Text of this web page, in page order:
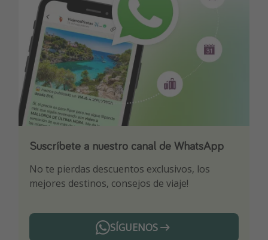
Suscríbete a nuestro canal de WhatsApp
No te pierdas descuentos exclusivos, los
mejores destinos, consejos de viaje!
SÍGUENOS
Descarga nuestra app
Sé el primero en reservar nuestros chollazos
¡Suscríbete a nuestro canal de Telegram!
¡Recibe las mejores ofertas seleccionadas para
ti por nuestros expertos en viajes
Telegram